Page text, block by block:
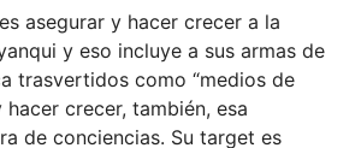
asegurar y hacer crecer a la
y eso incluye a sus armas de
trasvertidos como “medios de
hacer crecer, también, esa
de conciencias. Su target es